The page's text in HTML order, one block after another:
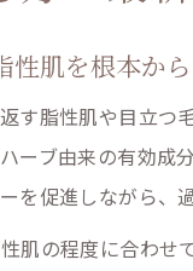
性肌を根本か
す脂性肌や目立
ーブ由来の有効成
を促進しながら
肌の程度に合わ